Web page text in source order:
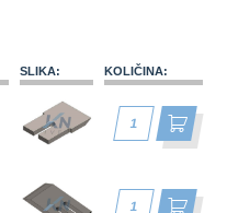
SLIKA: KOLIČINA: